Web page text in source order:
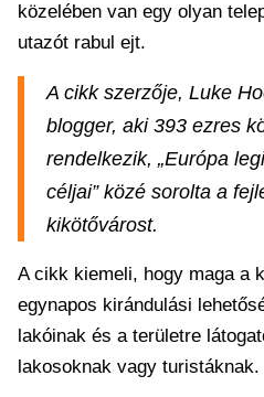
közelében van egy olyan
utazót rabul ejt.
A cikk szerzője, Luke
blogger, aki 393 ezres
rendelkezik, „Európa
céljai” közé sorolta a
kikötővárost.
A cikk kiemeli, hogy maga a
egynapos kirándulási
lakóinak és a területre
lakosoknak vagy turistáknak.